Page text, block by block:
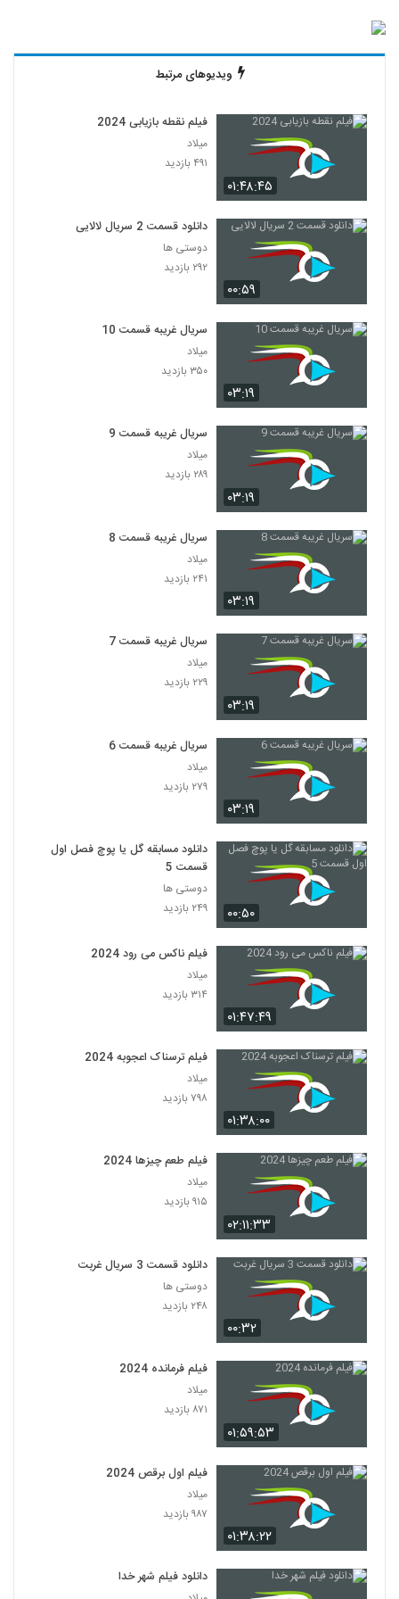
ویدیوهای مرتبط
۰۱:۴۸:۴۵
فیلم نقطه بازیابی 2024
میلاد
۴۹۱ بازدید
۰۰:۵۹
دانلود قسمت 2 سریال لالایی
دوستی ها
۲۹۲ بازدید
۰۳:۱۹
سریال غریبه قسمت 10
میلاد
۳۵۰ بازدید
۰۳:۱۹
سریال غریبه قسمت 9
میلاد
۲۸۹ بازدید
۰۳:۱۹
سریال غریبه قسمت 8
میلاد
۲۴۱ بازدید
۰۳:۱۹
سریال غریبه قسمت 7
میلاد
۲۲۹ بازدید
۰۳:۱۹
سریال غریبه قسمت 6
میلاد
۲۷۹ بازدید
۰۰:۵۰
دانلود مسابقه گل یا پوچ فصل اول
قسمت 5
دوستی ها
۲۴۹ بازدید
۰۱:۴۷:۴۹
فیلم ناکس می رود 2024
میلاد
۳۱۴ بازدید
۰۱:۳۸:۰۰
فیلم ترسناک اعجوبه 2024
میلاد
۷۹۸ بازدید
۰۲:۱۱:۳۳
فیلم طعم چیزها 2024
میلاد
۹۱۵ بازدید
۰۰:۳۲
دانلود قسمت 3 سریال غربت
دوستی ها
۲۴۸ بازدید
۰۱:۵۹:۵۳
فیلم فرمانده 2024
میلاد
۸۷۱ بازدید
۰۱:۳۸:۲۲
فیلم اول برقص 2024
میلاد
۹۸۷ بازدید
دانلود فیلم شهر خدا